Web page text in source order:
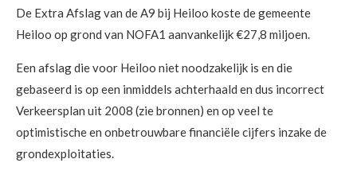
De Extra Afslag van de A9 bij Heiloo koste de gemeente
Heiloo op grond van NOFA1 aanvankelijk €27,8 miljoen.
Een afslag die voor Heiloo niet noodzakelijk is en die
gebaseerd is op een inmiddels achterhaald en dus incorrect
Verkeersplan uit 2008 (zie bronnen) en op veel te
optimistische en onbetrouwbare financiële cijfers inzake de
grondexploitaties.